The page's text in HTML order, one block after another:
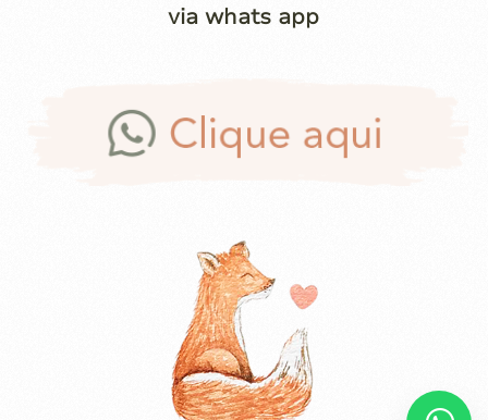
via whats app